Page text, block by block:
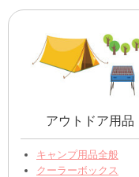
アウトドア用品
キャンプ用品全般
クーラーボックス